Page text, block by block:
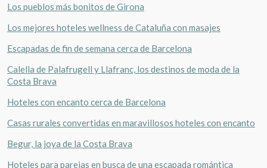
Los pueblos más bonitos de Girona
Los mejores hoteles wellness de Cataluña con masajes
Escapadas de fin de semana cerca de Barcelona
Calella de Palafrugell y Llafranc, los destinos de moda de la
Costa Brava
Hoteles con encanto cerca de Barcelona
Casas rurales convertidas en maravillosos hoteles con encanto
Begur, la joya de la Costa Brava
Hoteles para parejas en busca de una escapada romántica